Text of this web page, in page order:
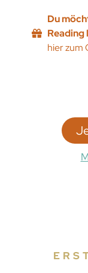
Du
Reading
hier zum